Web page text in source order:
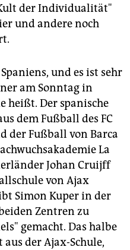
der Individualität"
und andere noch
und es ist sehr
am Sonntag in
heißt. Der spanische
dem Fußball des FC
der Fußball von Barca
La
Johan Cruijff
von Ajax
Simon Kuper in der
Zentren zu
gemacht. Das halbe
der Ajax-Schule,